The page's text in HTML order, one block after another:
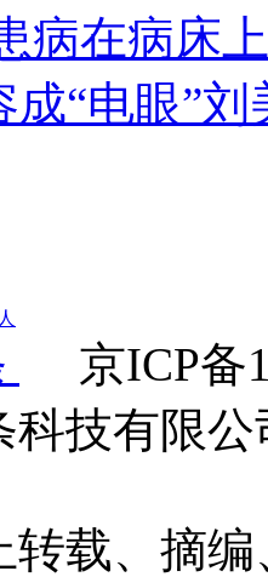
病在病床
成“电眼”
京ICP备
技有限公
转载、摘